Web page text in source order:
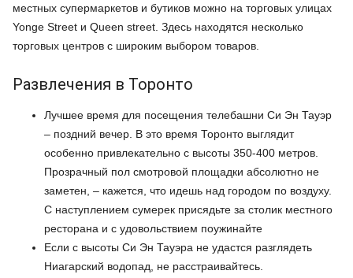
местных супермаркетов и бутиков можно на торговых улицах
Yonge Street и Queen street. Здесь находятся несколько
торговых центров с широким выбором товаров.
Развлечения в Торонто
Лучшее время для посещения телебашни Си Эн Тауэр
– поздний вечер. В это время Торонто выглядит
особенно привлекательно с высоты 350-400 метров.
Прозрачный пол смотровой площадки абсолютно не
заметен, – кажется, что идешь над городом по воздуху.
С наступлением сумерек присядьте за столик местного
ресторана и с удовольствием поужинайте
Если с высоты Си Эн Тауэра не удастся разглядеть
Ниагарский водопад, не расстраивайтесь.